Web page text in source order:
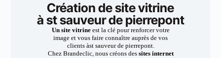
Création de site vitrine
à st sauveur de pierrepont
Un site vitrineest la clé pour renforcer votre
image et vous faire connaître auprès de vos
clients àst sauveur de pierrepont.
Chez Brandeclic, nous créons dessites internet